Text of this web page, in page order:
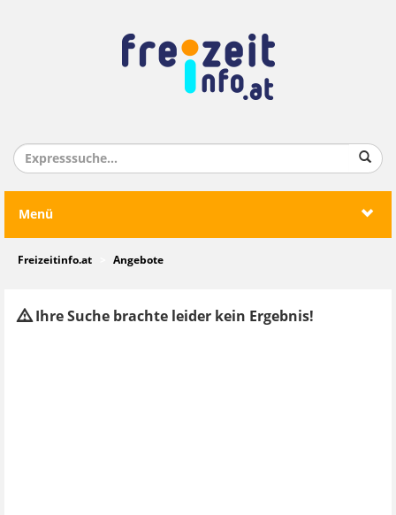
Menü
Freizeitinfo.at Angebote
Ihre Suche brachte leider kein Ergebnis!